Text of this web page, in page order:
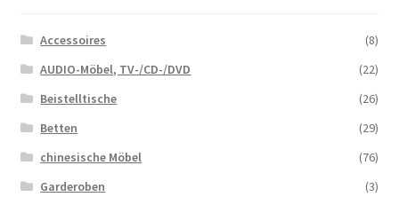
Accessoires
(8)
AUDIO-Möbel, TV-/CD-/DVD
(22)
Beistelltische
(26)
Betten
(29)
chinesische Möbel
(76)
Garderoben
(3)